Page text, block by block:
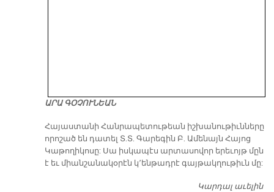
ԱՐԱ ԳՕՉՈՒՆԵԱՆ
​Հայաստանի Հանրապետութեան իշխանութիւնները
որոշած են դատել Տ.Տ. Գարեգին Բ. Ամենայն Հայոց
Կաթողիկոսը: Սա իսկապէս արտասովոր երեւոյթ մըն
է եւ միանշանակօրէն կ՚ենթադրէ գայթակղութիւն մը:
Կարդալ աւելին